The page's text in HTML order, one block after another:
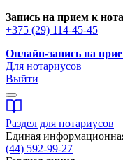
Запись на прием к
+375 (29) 114-45-45
Онлайн-запись на
Для нотариусов
Выйти
Раздел для нотариусов
Единая
(44) 592-99-27